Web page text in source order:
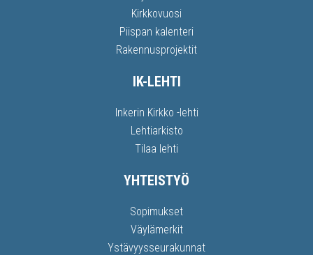
Kirkkovuosi
Piispan kalenteri
Rakennusprojektit
IK-LEHTI
Inkerin Kirkko -lehti
Lehtiarkisto
Tilaa lehti
YHTEISTYÖ
Sopimukset
Väylämerkit
Ystävyysseurakunnat